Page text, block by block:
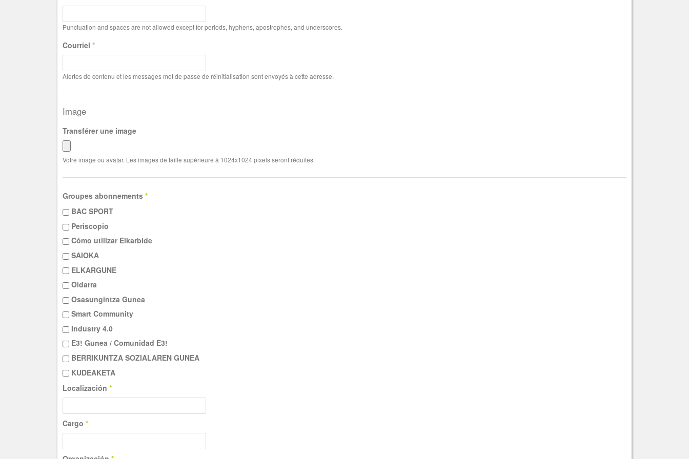
Punctuation and spaces are not allowed except for periods, hyphens, apostrophes, and underscores.
Courriel *
Alertes de contenu et les messages mot de passe de réinitialisation sont envoyés à cette adresse.
Image
Transférer une image
Votre image ou avatar. Les images de taille supérieure à 1024x1024 pixels seront réduites.
Groupes abonnements *
BAC SPORT
Periscopio
Cómo utilizar Elkarbide
SAIOKA
ELKARGUNE
Oldarra
Osasungintza Gunea
Smart Community
Industry 4.0
E3! Gunea / Comunidad E3!
BERRIKUNTZA SOZIALAREN GUNEA
KUDEAKETA
Localización *
Cargo *